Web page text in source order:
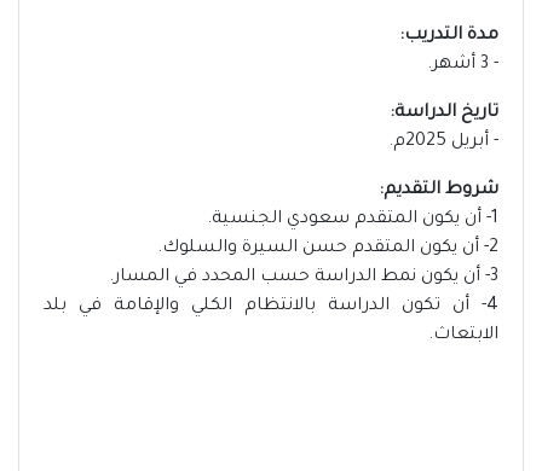
مدة التدريب:
- 3 أشهر.
تاريخ الدراسة:
- أبريل 2025م.
شروط التقديم:
1- أن يكون المتقدم سعودي الجنسية.
2- أن يكون المتقدم حسن السيرة والسلوك.
3- أن يكون نمط الدراسة حسب المحدد في المسار.
4- أن تكون الدراسة بالانتظام الكلي والإقامة في بلد
الابتعاث.